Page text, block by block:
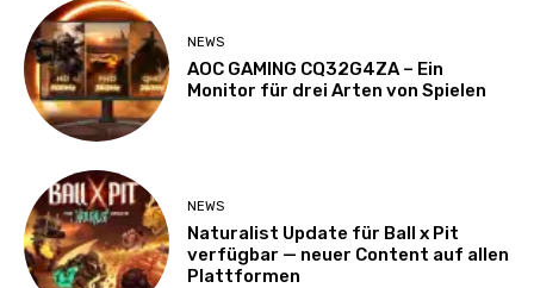
NEWS
AOC GAMING CQ32G4ZA – Ein
Monitor für drei Arten von Spielen
NEWS
Naturalist Update für Ball x Pit
verfügbar — neuer Content auf allen
Plattformen